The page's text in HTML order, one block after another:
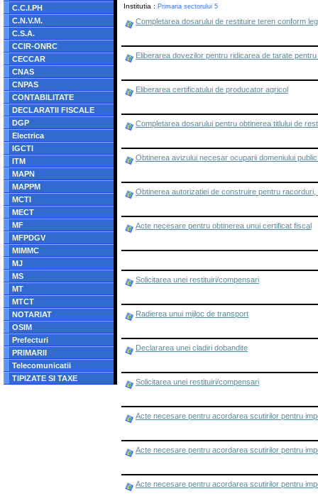
C.C.I.PH
C.N.V.M.
C.S.A.
CCIR-ONRC
CECCAR
CNAS
CNPAS
CONTABILITATE
DECLARATII FISCALE
DGP
Electrica
IGCTI
ITM
MAPN
MAPPM
MCTI
MECT
MF
MFPDGV
MIMMC
MJ
MS
MT
MTCT
NOTARIAT
OSIM
Prefecturi
PRIMARII
Telecomunicatii
TIPIZATE SI TAXE
Institutia : Primaria sectorului 5
Completarea dosarului de restituire teren conform
Eliberarea dovezilor pentru ridicarea de tarate
Eliberarea certificatului de producator agricol
Completarea dosarului pentru obtinerea titlului de
Obtinerea avizului necesar ocuparii domeniului
Obtinerea autorizatiei de construire pentru
Acte necesare pentru obtinerea unui certificat fiscal
Solicitarea unei restituiri/compensari
Radierea unui mijloc de transport
Declararea unei cladiri dobandite
Solicitarea unei restituiri/compensari
Acte necesare pentru acordarea scutirilor pentru
Acte necesare pentru acordarea scutirilor pentru
Acte necesare pentru acordarea scutirilor pentru